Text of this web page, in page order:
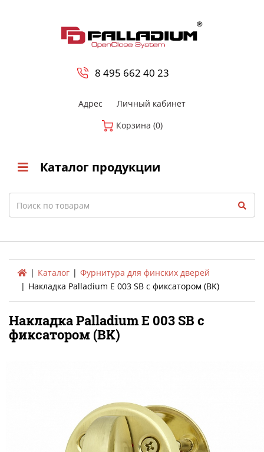
8 495 662 40 23
Адрес
Личный кабинет
Корзина (0)
Каталог продукции
Search
Каталог
Фурнитура для финских дверей
Накладка Palladium E 003 SB с фиксатором (BK)
Накладка Palladium E 003 SB с
фиксатором (BK)